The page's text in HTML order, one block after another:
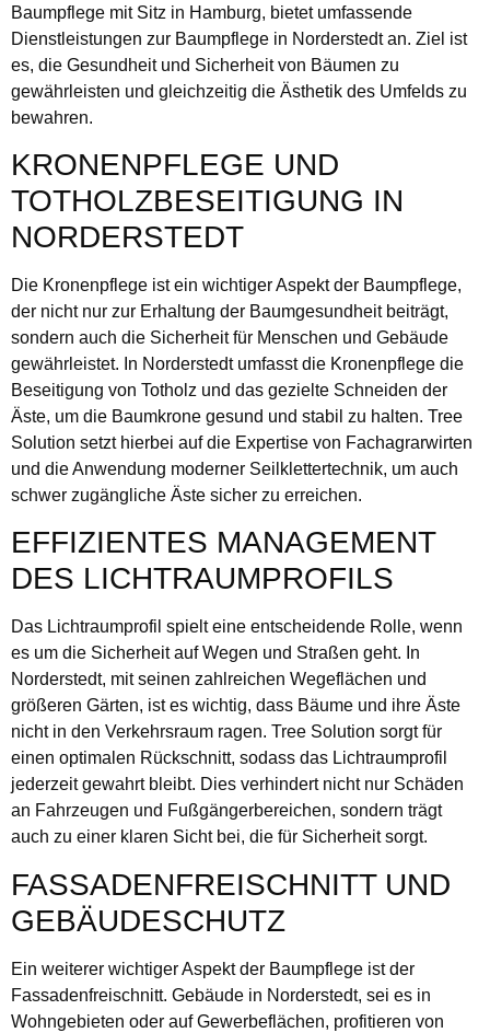
Baumpflege mit Sitz in Hamburg, bietet umfassende
Dienstleistungen zur Baumpflege in Norderstedt an. Ziel ist
es, die Gesundheit und Sicherheit von Bäumen zu
gewährleisten und gleichzeitig die Ästhetik des Umfelds zu
bewahren.
KRONENPFLEGE UND
TOTHOLZBESEITIGUNG IN
NORDERSTEDT
Die Kronenpflege ist ein wichtiger Aspekt der Baumpflege,
der nicht nur zur Erhaltung der Baumgesundheit beiträgt,
sondern auch die Sicherheit für Menschen und Gebäude
gewährleistet. In Norderstedt umfasst die Kronenpflege die
Beseitigung von Totholz und das gezielte Schneiden der
Äste, um die Baumkrone gesund und stabil zu halten. Tree
Solution setzt hierbei auf die Expertise von Fachagrarwirten
und die Anwendung moderner Seilklettertechnik, um auch
schwer zugängliche Äste sicher zu erreichen.
EFFIZIENTES MANAGEMENT
DES LICHTRAUMPROFILS
Das Lichtraumprofil spielt eine entscheidende Rolle, wenn
es um die Sicherheit auf Wegen und Straßen geht. In
Norderstedt, mit seinen zahlreichen Wegeflächen und
größeren Gärten, ist es wichtig, dass Bäume und ihre Äste
nicht in den Verkehrsraum ragen. Tree Solution sorgt für
einen optimalen Rückschnitt, sodass das Lichtraumprofil
jederzeit gewahrt bleibt. Dies verhindert nicht nur Schäden
an Fahrzeugen und Fußgängerbereichen, sondern trägt
auch zu einer klaren Sicht bei, die für Sicherheit sorgt.
FASSADENFREISCHNITT UND
GEBÄUDESCHUTZ
Ein weiterer wichtiger Aspekt der Baumpflege ist der
Fassadenfreischnitt. Gebäude in Norderstedt, sei es in
Wohngebieten oder auf Gewerbeflächen, profitieren von